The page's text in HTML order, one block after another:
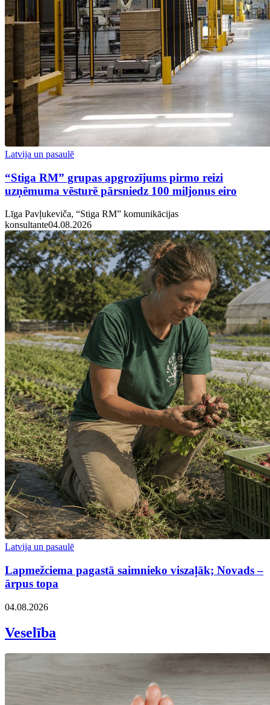
Latvija un pasaulē
“Stiga RM” grupas apgrozījums pirmo reizi
uzņēmuma vēsturē pārsniedz 100 miljonus eiro
Līga Pavļukeviča, “Stiga RM” komunikācijas
konsultante04.08.2026
Latvija un pasaulē
Lapmežciema pagastā saimnieko viszaļāk; Novads –
ārpus topa
04.08.2026
Veselība